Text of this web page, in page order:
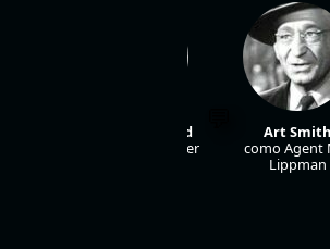
Carl Benton Reid
como Capt. Lochner
Art Smith
como Agent
Lippman